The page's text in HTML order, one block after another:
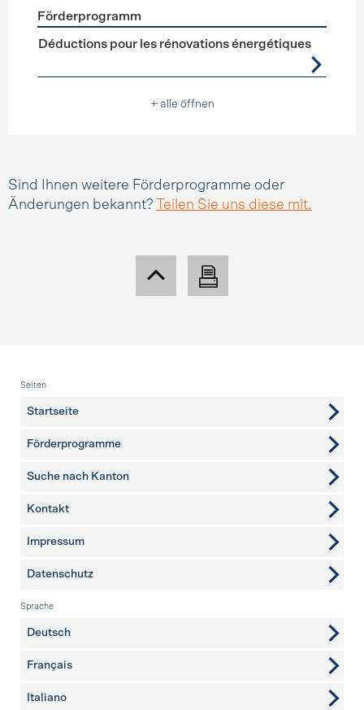
Förderprogramme Steuerabzüge
Förderprogramm
Déductions pour les rénovations énergétiques
+ alle öffnen
Sind Ihnen weitere Förderprogramme oder
Änderungen bekannt?
Teilen Sie uns diese mit.
Fusszeile
Seiten
Startseite
Förderprogramme
Suche nach Kanton
weitere Seiten
Kontakt
Impressum
Datenschutz
Sprache
Deutsch
Français
Italiano